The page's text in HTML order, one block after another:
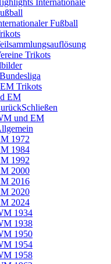
Internationale
Fußball
Trikots
Trikots
EM
Schließen
und EM
1972
1984
1992
2000
2016
2020
2024
1934
1938
1950
1954
1958